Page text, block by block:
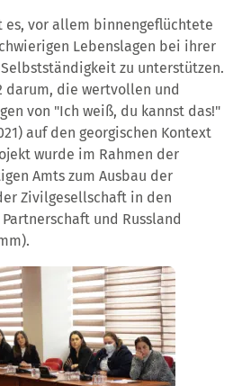
vor allem binnengeflüchtete
Lebenslagen bei ihrer
zu unterstützen.
darum, die wertvollen und
von "Ich weiß, du kannst das!"
auf den georgischen Kontext
wurde im Rahmen der
Amts zum Ausbau der
Zivilgesellschaft in den
und Russland